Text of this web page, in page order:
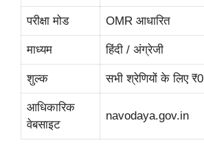
परीक्षा मोड OMR आधारित
माध्यम हिंदी / अंग्रेजी
शुल्क सभी श्रेणियों के लिए ₹0
आधिकारिक
वेबसाइट
navodaya.gov.in